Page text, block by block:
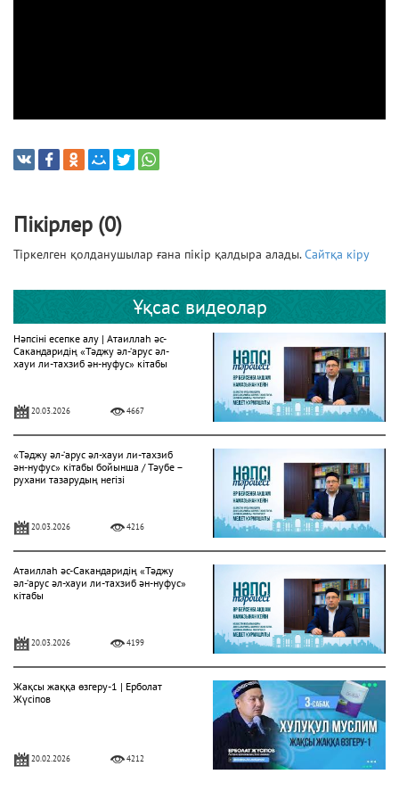
Пікірлер (0)
Тіркелген қолданушылар ғана пікір қалдыра алады.Сайтқа кіру
Ұқсас видеолар
Нәпсіні есепке алу | Атаиллаһ әс-
Сакандаридің «Тәджу әл-‘арус әл-
хауи ли-тахзиб ән-нуфус» кітабы
20.03.2026 4667
«Тәджу әл-‘арус әл-хауи ли-тахзиб
ән-нуфус» кітабы бойынша / Тәубе –
рухани тазарудың негізі
20.03.2026 4216
Атаиллаһ әс-Сакандаридің «Тәджу
әл-‘арус әл-хауи ли-тахзиб ән-нуфус»
кітабы
20.03.2026 4199
Жақсы жаққа өзгеру-1 | Ерболат
Жүсіпов
20.02.2026 4212